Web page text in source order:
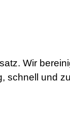
Wir
schnell und